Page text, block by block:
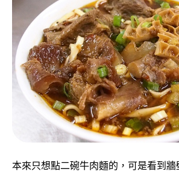
本來只想點二碗牛肉麵的，可是看到牆